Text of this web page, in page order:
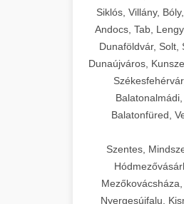
Siklós, Villány,
Andocs, Tab,
Dunaföldvár, Solt,
Dunaújváros,
Balatonfüred,
Szentes,
Nyergesújfalu,